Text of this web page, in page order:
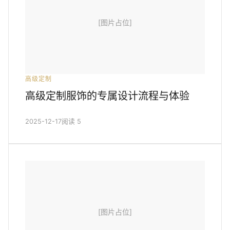
[图片占位]
高级定制
高级定制服饰的专属设计流程与体验
2025-12-17阅读 5
[图片占位]